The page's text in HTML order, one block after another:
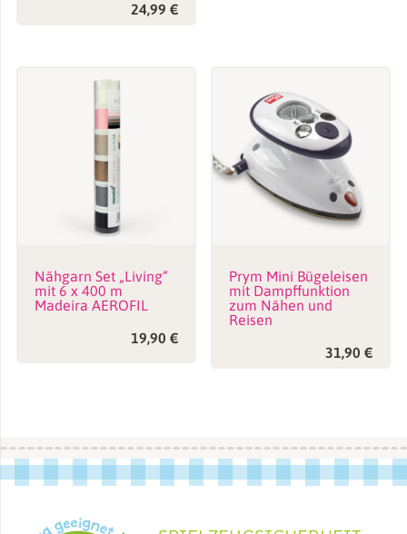
24,99 €
Nähgarn Set „Living“
mit 6 x 400 m
Madeira AEROFIL
19,90 €
Prym Mini Bügeleisen
mit Dampffunktion
zum Nähen und
Reisen
31,90€